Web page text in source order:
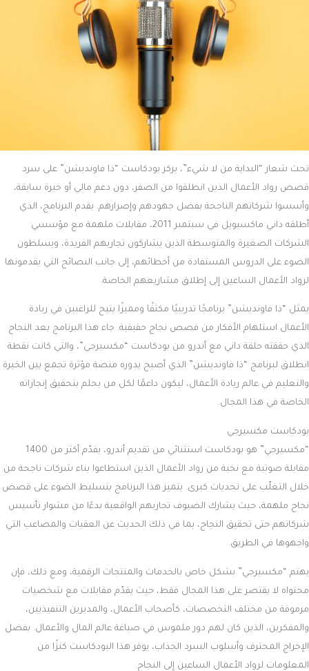
تحت شعار “البداية من لا شيء”، يركز بودكاست “ذا فاونديشن” على سرد
قصص رواد الأعمال الذين انطلقوا من الصفر، دون دعم مالي أو خبرة سابقة،
وأسسوا شركاتهم الناجحة بفضل جهودهم وإصرارهم. يقدم البرنامج، الذي
أطلقه داني ماكسيويل في سبتمبر 2011، مقابلات ملهمة مع مؤسسي
الشركات الصغيرة والمتوسطة الذين يشاركون تجاربهم الفريدة، ويسلطون
الضوء على الدروس المستفادة من أخطائهم، إلى جانب النصائح التي يقدمونها
لرواد الأعمال الساعين إلى إطلاق مشاريعهم الخاصة.
يمثل “ذا فاونديشن” برنامجًا تدريبيًا مكثفًا ومميزًا يتيح للراغبين في ريادة
الأعمال استلهام الأفكار من قصص نجاح حقيقية. جاء هذا البرنامج بعد النجاح
الذي حققته حلقة داني مع أندرو من بودكاست “مكسيرجي”، والتي كانت نقطة
انطلاق لبرنامج “ذا فاونديشن” الذي أصبح بدوره منصة مؤثرة تجمع بين الخبرة
والتعليم في عالم ريادة الأعمال، ليكون داعمًا لكل من يحلم بتحقيق إنجازاته
الخاصة في هذا المجال.
بودكاست مكسيرجي
“مكسيرجي” هو بودكاست استثنائي من تقديم أندرو، يقدّم أكثر من 1400
مقابلة صوتية مع نخبة من رواد الأعمال الذين استطاعوا بناء شركات ناجحة من
خلال التغلّب على تحديات كبرى. يتميز هذا البرنامج بتسليط الضوء على قصص
نجاح ملهمة، حيث يشارك الضيوف تجاربهم الواقعية بدءًا من مشوار تأسيس
شركاتهم حتى تحقيق النجاح، بما في ذلك الحديث عن العقبات والمصاعب التي
واجهوها في الطريق.
يهتم “مكسيرجي” بشكل خاص بالخدمات والمنتجات الرقمية، ومع ذلك، فإن
محتواه لا يقتصر على هذا المجال فقط، حيث يقدّم مقابلات مع شخصيات
مرموقة من مختلف التخصصات، كأصحاب الأعمال، والمديرين التنفيذيين،
والمفكرين، الذين كان لهم دور ملموس في صياغة عالم المال والأعمال. بفضل
الإخراج المحترف وأسلوب السرد الجذاب، يوفر هذا البودكاست كنزًا من
المعلومات لرواد الأعمال الساعين إلى النجاح.